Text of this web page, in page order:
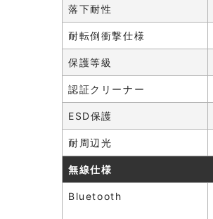
落下耐性
耐転倒衝撃仕様
保護等級
認証クリーナー
ESD保護
耐周辺光
無線仕様
Bluetooth